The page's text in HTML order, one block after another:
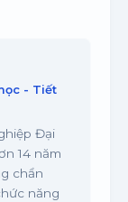
- Tiết
Đại
14 năm
chẩn
năng